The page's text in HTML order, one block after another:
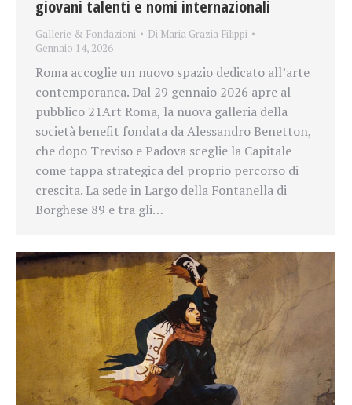
giovani talenti e nomi internazionali
Gallerie & Fondazioni Di Maria Grazia Filippi
Gennaio 14, 2026
Roma accoglie un nuovo spazio dedicato all’arte
contemporanea. Dal 29 gennaio 2026 apre al
pubblico 21Art Roma, la nuova galleria della
società benefit fondata da Alessandro Benetton,
che dopo Treviso e Padova sceglie la Capitale
come tappa strategica del proprio percorso di
crescita. La sede in Largo della Fontanella di
Borghese 89 e tra gli…